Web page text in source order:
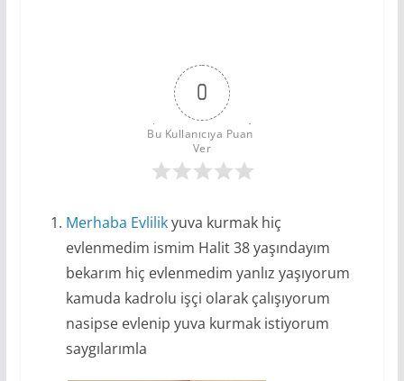
0
Bu Kullanıcıya Puan
Ver
Merhaba Evlilikyuva kurmak hiç
evlenmedim ismim Halit 38 yaşındayım
bekarım hiç evlenmedim yanlız yaşıyorum
kamuda kadrolu işçi olarak çalışıyorum
nasipse evlenip yuva kurmak istiyorum
saygılarımla